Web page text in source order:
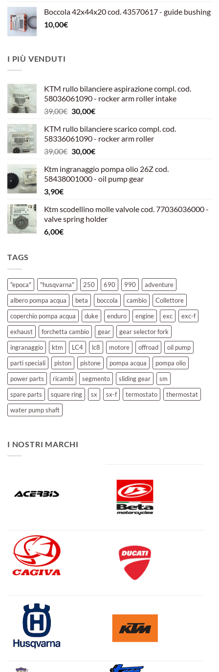
Boccola 42x44x20 cod. 43570617 - guide bushing
10,00€
I PIÙ VENDUTI
KTM rullo bilanciere aspirazione compl. cod.
58036061090 - rocker arm roller intake
39,00€ Il
originale
era:
39,00€.
30,00€Il
attuale
è:
30,00€.
KTM rullo bilanciere scarico compl. cod.
58336061090 - rocker arm roller
39,00€ Il
originale
era:
30,00€Il
attuale
è:
Ktm ingranaggio pompa olio 26Z cod.
58438001000 - oil pump gear
3,90€
Ktm scodellino molle valvole cod. 77036036000 -
valve spring holder
6,00€
TAGS
"epoca" "husqvarna" 250 690 990
adventure
albero pompa acqua
beta boccola cambio
Collettore
coperchio pompa acqua
duke enduro engine exc
exc-f
exhaust
forchetta cambio gear
gear selector fork
ingranaggio
ktm LC4 lc8 motore offroad
oil pump
parti speciali
piston pistone pompa acqua
pompa olio
power parts
ricambi segmento sliding gear
sm
spare parts
square ring sx sx-f termostato
thermostat
water pump shaft
I NOSTRI MARCHI